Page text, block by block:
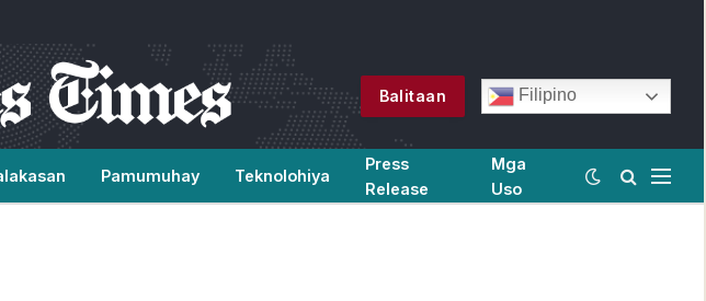
Balitaan Filipino
Pamumuhay Teknolohiya
Press
Release
Mga
Uso